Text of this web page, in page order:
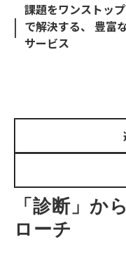
課題をワンストップ
で解決する、 豊富
サービス
「診断」か
ローチ